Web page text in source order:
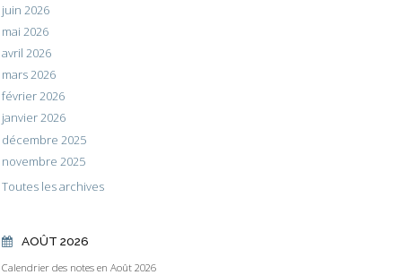
juin 2026
mai 2026
avril 2026
mars 2026
février 2026
janvier 2026
décembre 2025
novembre 2025
Toutes les archives
AOÛT 2026
Calendrier des notes en Août 2026